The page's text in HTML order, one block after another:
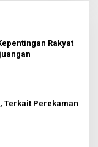
Rakyat
Terkait Perekaman